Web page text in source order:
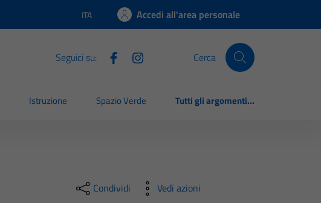
Lingua attiva:
ITA Accedi all'area personale
Seguici su: Cerca
Istruzione Spazio Verde Tutti gli argomenti...
Condividi Vedi azioni